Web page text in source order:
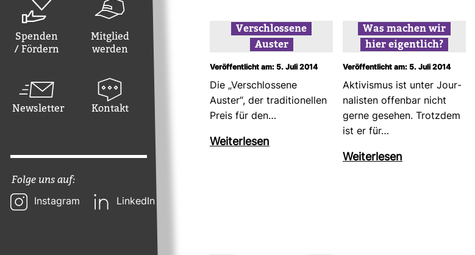
Spenden
/ Fördern
Mitglied
werden
Newsletter Kontakt
Folge uns auf:
Instagram LinkedIn
Ver­schlos­sene
Auster
Veröffentlicht am: 5. Juli 2014
Die „Ver­schlos­sene
Auster“, der tra­di­tio­nellen
Preis für den…
Wei­ter­lesen
Was machen wir
hier eigent­lich?
Veröffentlicht am: 5. Juli 2014
Akti­vismus ist unter Jour­
na­listen offenbar nicht
gerne gesehen. Trotzdem
ist er für…
Wei­ter­lesen